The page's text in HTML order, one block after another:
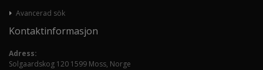
Avancerad sök
Kontaktinformasjon
Adress:
Solgaardskog 120 1599 Moss, Norge